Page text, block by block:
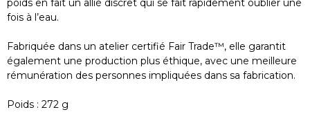
poids en fait un allié discret qui se fait rapidement oublier une
fois à l’eau.
Fabriquée dans un atelier certifié Fair Trade™, elle garantit
également une production plus éthique, avec une meilleure
rémunération des personnes impliquées dans sa fabrication.
Poids : 272 g